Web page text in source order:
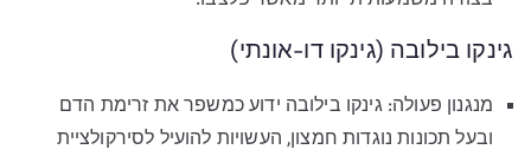
גינקו בילובה (גינקו דו-אונתי)
מנגנון פעולה: גינקו בילובה ידוע כמשפר את זרימת הדם
ובעל תכונות נוגדות חמצון, העשויות להועיל לסירקולציית